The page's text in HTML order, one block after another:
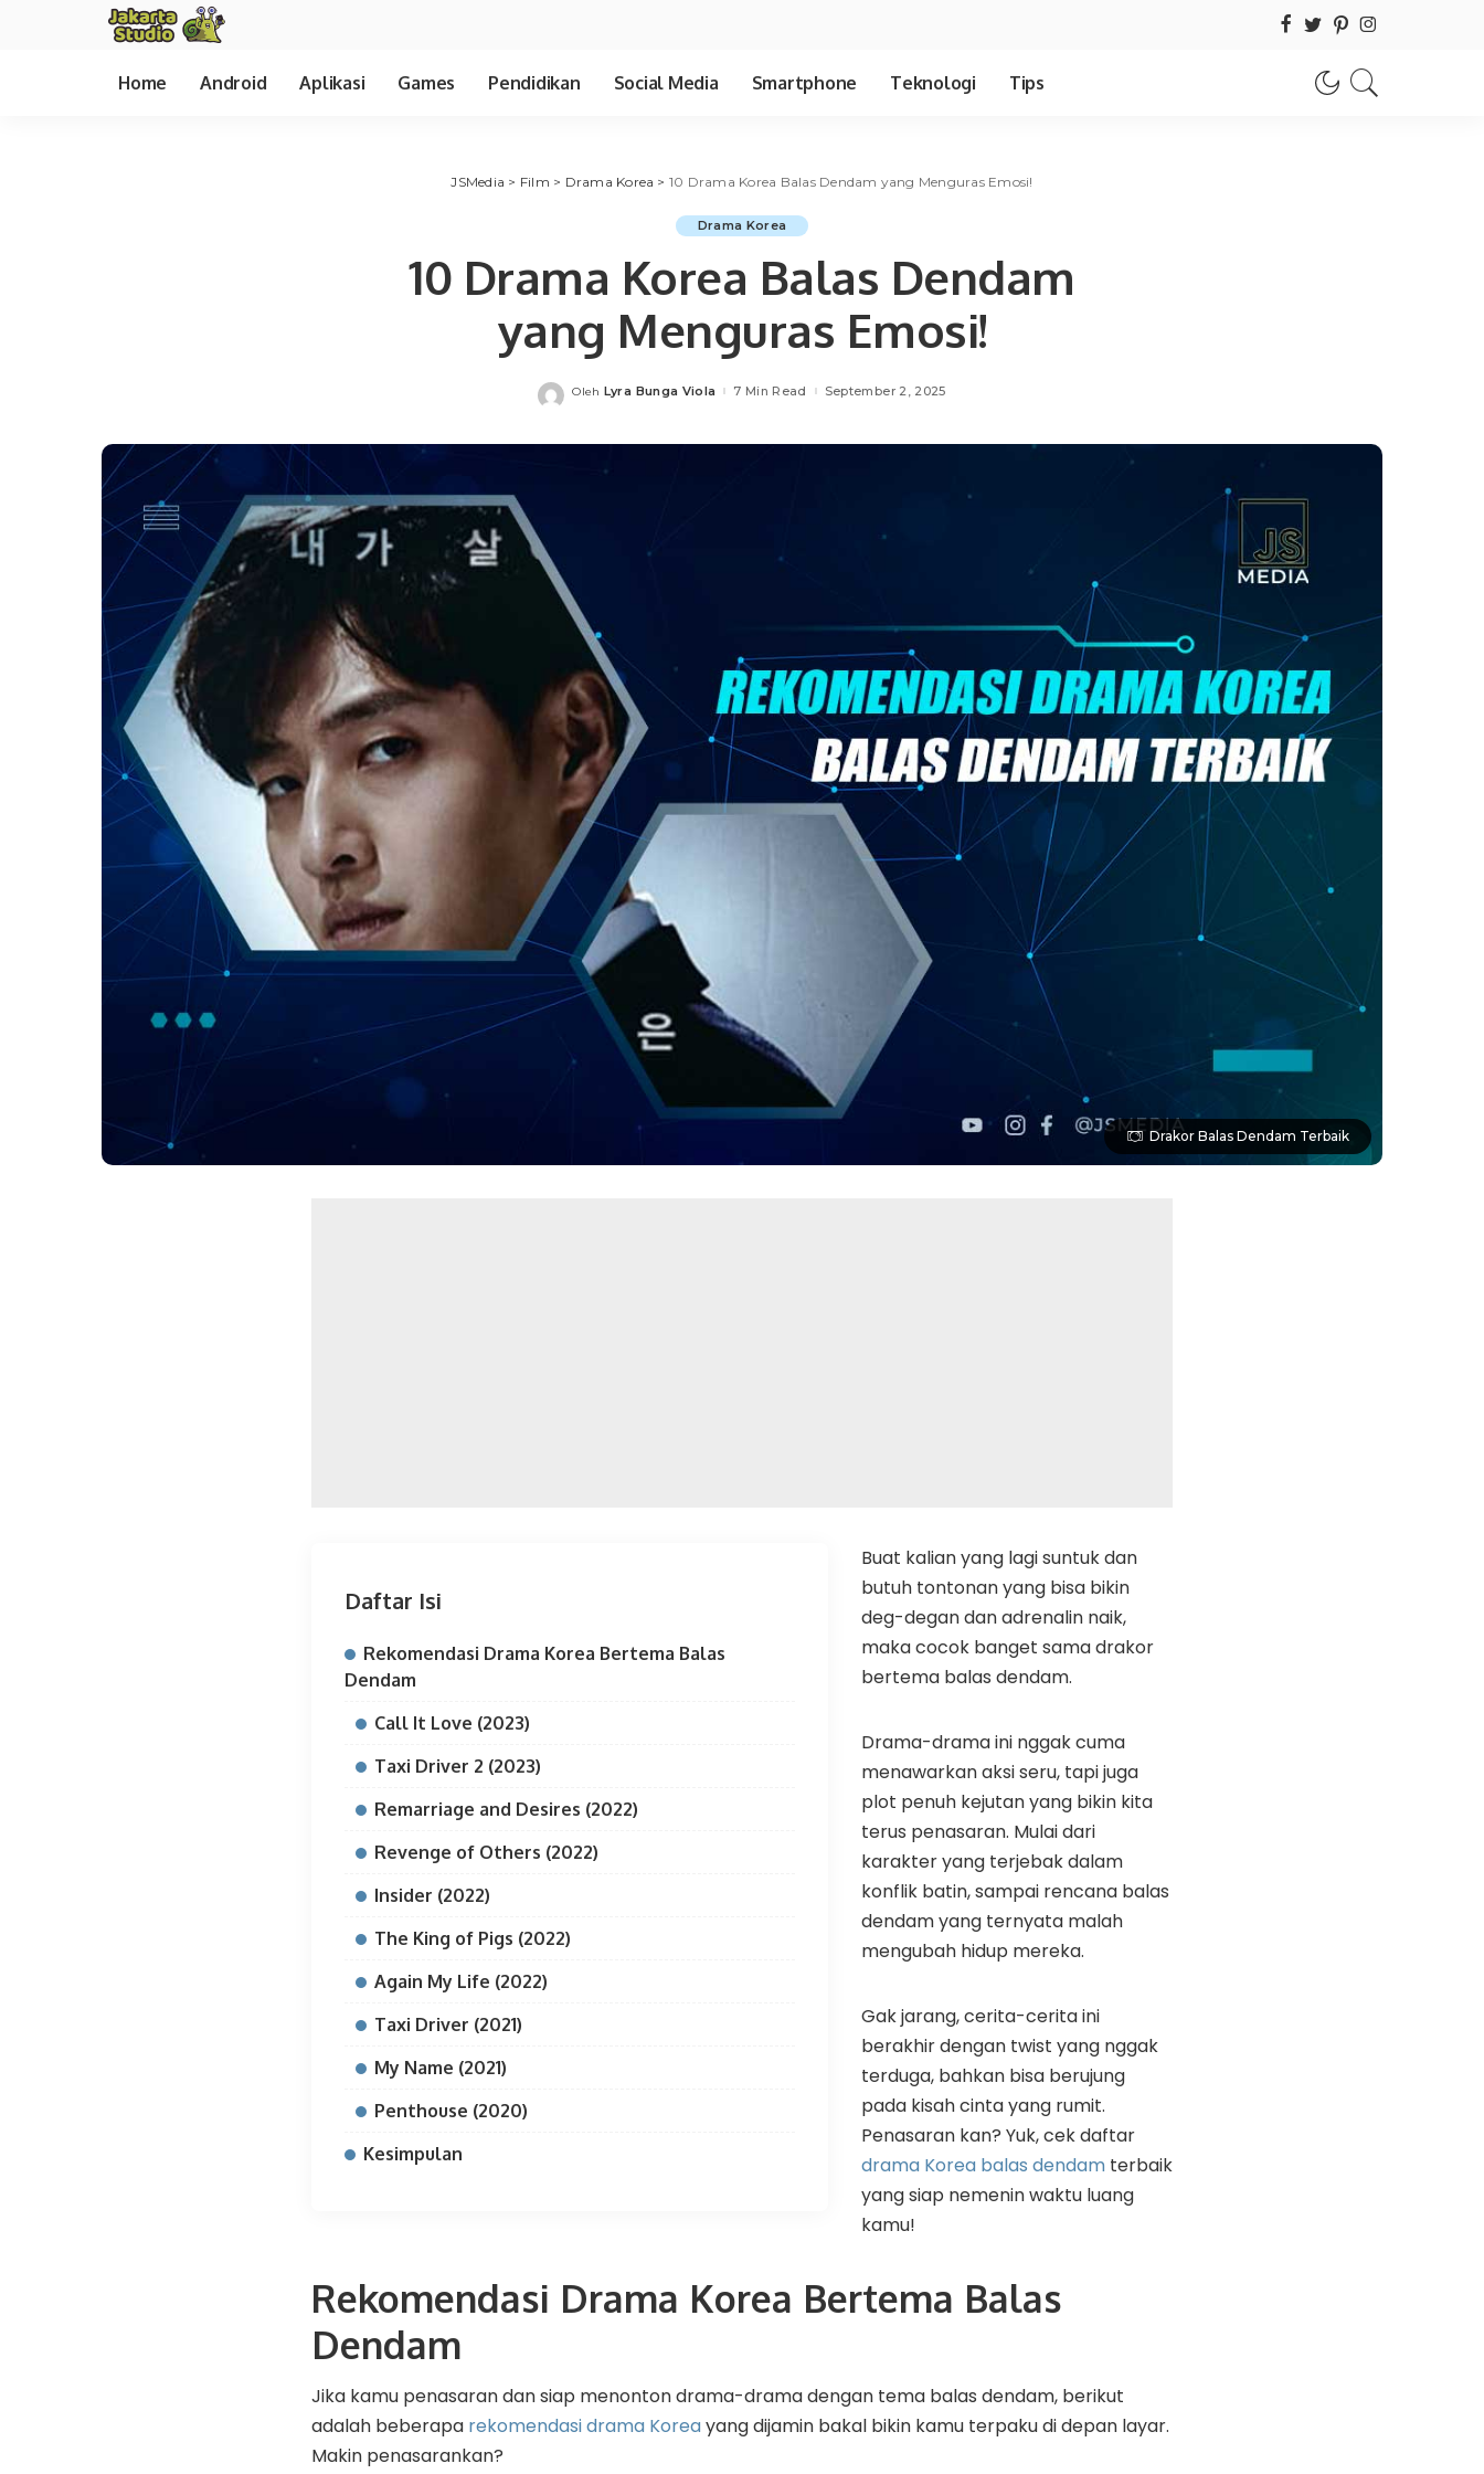
Home Android Aplikasi Games Pendidikan Social Media Smartphone Teknologi Tips
JSMedia > Film > Drama Korea > 10 Drama Korea Balas Dendam yang Menguras Emosi!
Drama Korea
10 Drama Korea Balas Dendam
yang Menguras Emosi!
Posted
Oleh Lyra Bunga Viola 7 Min Read September 2, 2025
Drakor Balas Dendam Terbaik
Daftar Isi
Rekomendasi Drama Korea Bertema Balas
Dendam
Call It Love (2023)
Taxi Driver 2 (2023)
Remarriage and Desires (2022)
Revenge of Others (2022)
Insider (2022)
The King of Pigs (2022)
Again My Life (2022)
Taxi Driver (2021)
My Name (2021)
Penthouse (2020)
Kesimpulan
Buat kalian yang lagi suntuk dan
butuh tontonan yang bisa bikin
deg-degan dan adrenalin naik,
maka cocok banget sama drakor
bertema balas dendam.
Drama-drama ini nggak cuma
menawarkan aksi seru, tapi juga
plot penuh kejutan yang bikin kita
terus penasaran. Mulai dari
karakter yang terjebak dalam
konflik batin, sampai rencana balas
dendam yang ternyata malah
mengubah hidup mereka.
Gak jarang, cerita-cerita ini
berakhir dengan twist yang nggak
terduga, bahkan bisa berujung
pada kisah cinta yang rumit.
Penasaran kan? Yuk, cek daftar
drama Korea balas dendam terbaik
yang siap nemenin waktu luang
kamu!
Rekomendasi Drama Korea Bertema Balas
Dendam
Jika kamu penasaran dan siap menonton drama-drama dengan tema balas dendam, berikut
adalah beberapa rekomendasi drama Koreayang dijamin bakal bikin kamu terpaku di depan layar.
Makin penasarankan?